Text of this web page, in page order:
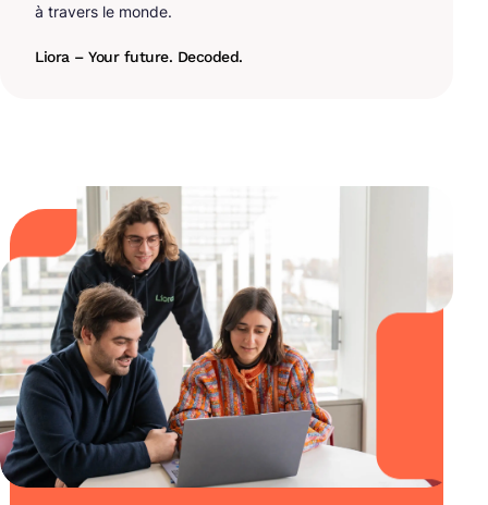
à travers le monde.
Liora – Your future. Decoded.